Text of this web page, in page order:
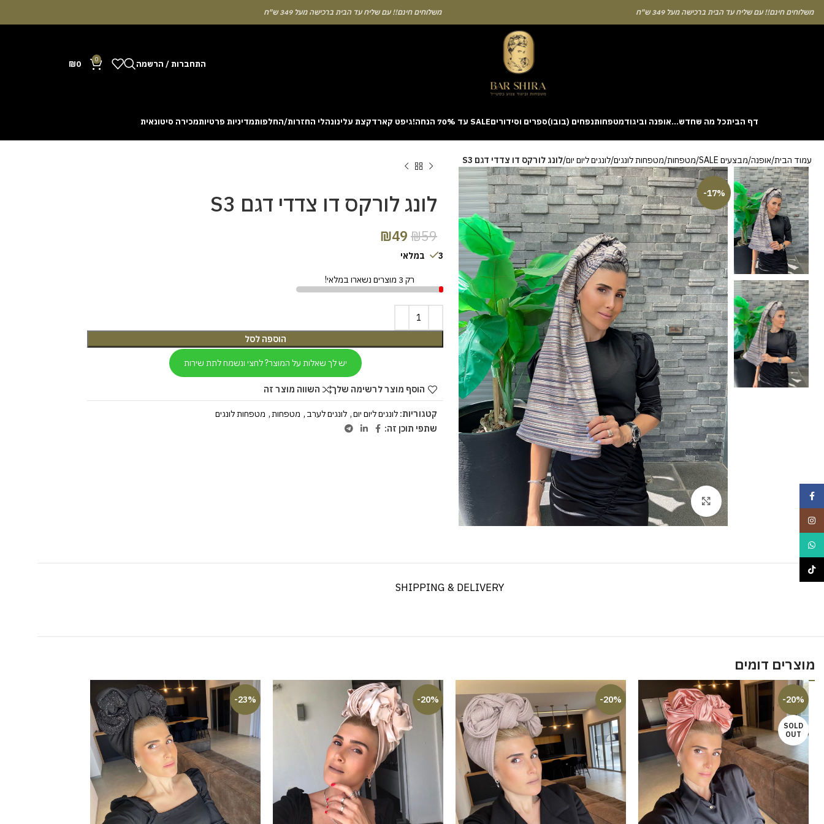
חינם!! עם שליח עד הבית ברכישה מעל 349 ש"ח משלוחים חינם!! עם שליח עד הבית ברכישה מעל 349 ש"ח
התחברות / הרשמה 0
₪0
דף הביתכל מה שחדש…אופנה וביגודמטפחותנפחים (בובו)ספרים וסידוריםSALE עד 70% הנחה! גיפט קארדקצת עלינונהלי החזרות/החלפותמדיניות פרטיותמכירה סיטונאית
cash out before a rising multiplier disappears from view. Learning the rhythm can take a few attempts. A helpful way to begin without risk is to use the Aviator demo mode and familiarise yourself
with the interface. Some enthusiasts share tactics on sites like [aviatordreamliner.com] where they discuss the statistical probability of long sessions. Reading these guides often reveals how the
provably fair system guarantees genuine randomness for every single bet you decide to place.
עמוד הבית אופנה מבצעים SALE מטפחות מטפחות לונגים לונגים ליום יום לונג לורקס דו צדדי דגם S3
-17%
Click to enlarge
לונג לורקס דו צדדי דגם S3
₪59
₪49
3 במלאי
רק 3 מוצרים נשארו במלאי!
הוספה לסל
יש לך שאלות על המוצר? לחצי ונשמח לתת שירות
הוסף מוצר לרשימה שלך השווה מוצר זה
קטגוריות: לונגים ליום יום, לונגים לערב , מטפחות, מטפחות לונגים
שתפי תוכן זה:
SHIPPING & DELIVERY
מוצרים דומים
-20%
SOLD
OUT
-20%
-20%
-23%